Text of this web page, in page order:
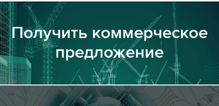
Получить коммерческое
предложение